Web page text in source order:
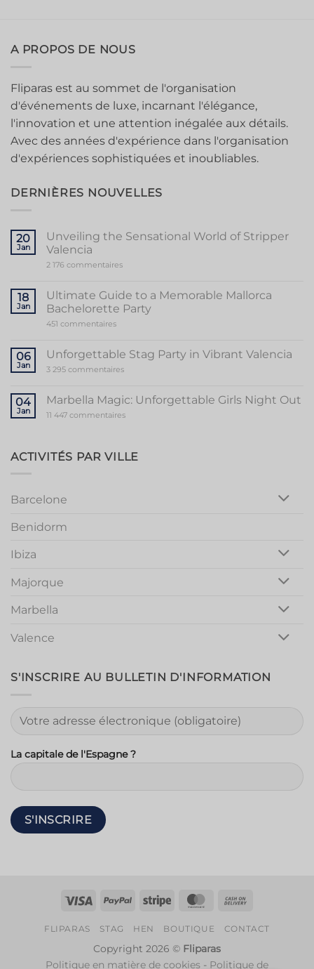
A PROPOS DE NOUS
Fliparas est au sommet de l'organisation
d'événements de luxe, incarnant l'élégance,
l'innovation et une attention inégalée aux détails.
Avec des années d'expérience dans l'organisation
d'expériences sophistiquées et inoubliables.
DERNIÈRES NOUVELLES
20
Jan
Unveiling the Sensational World of Stripper
Valencia
2 176 commentairessur
Sensational
World
of
18
Jan
Ultimate Guide to a Memorable Mallorca
Bachelorette Party
451 commentairessur
to
a
Memorable
Party
06
Jan
Unforgettable Stag Party in Vibrant Valencia
3 295 commentairessur
Party
in
Vibrant
04
Jan
Marbella Magic: Unforgettable Girls Night Out
11 447 commentairessur
Girls
Night
ACTIVITÉS PAR VILLE
Barcelone
Benidorm
Ibiza
Majorque
Marbella
Valence
S'INSCRIRE AU BULLETIN D'INFORMATION
La capitale de l'Espagne ?
Visa PayPal Rayure MasterCard
FLIPARAS STAG HEN BOUTIQUE CONTACT
Copyright 2026 © Fliparas
Politique en matière de cookies - Politique de